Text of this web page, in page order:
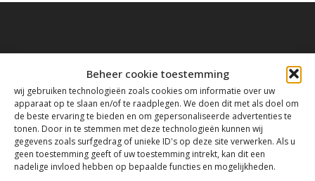
Beheer cookie toestemming
wij gebruiken technologieën zoals cookies om informatie over uw
apparaat op te slaan en/of te raadplegen. We doen dit met als doel om
de beste ervaring te bieden en om gepersonaliseerde advertenties te
tonen. Door in te stemmen met deze technologieën kunnen wij
gegevens zoals surfgedrag of unieke ID's op deze site verwerken. Als u
geen toestemming geeft of uw toestemming intrekt, kan dit een
nadelige invloed hebben op bepaalde functies en mogelijkheden.
Contact
Tanthofdreef 7 2623 EW Delft
015-2120822